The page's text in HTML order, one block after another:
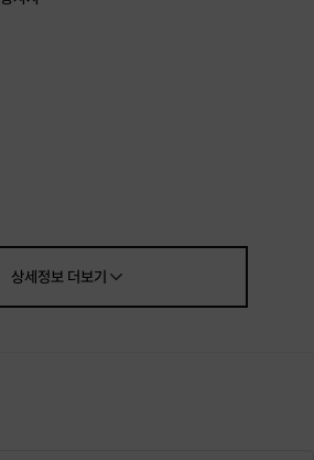
이 편안하게 방문하세요.
상세정보더보기